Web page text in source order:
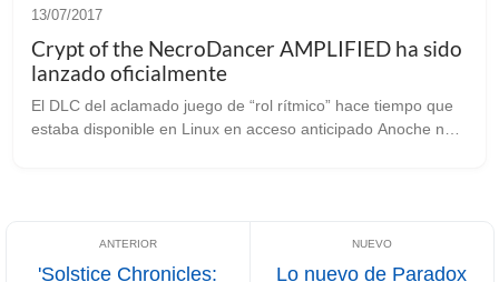
13/07/2017
Crypt of the NecroDancer AMPLIFIED ha sido
lanzado oficialmente
El DLC del aclamado juego de “rol rítmico” hace tiempo que
estaba disponible en Linux en acceso anticipado Anoche nos
'Solstice Chronicles: Lo nuevo de Paradox